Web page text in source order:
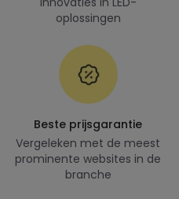
oplossingen
Beste prijsgarantie
Vergeleken met de meest
prominente websites in de
branche